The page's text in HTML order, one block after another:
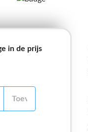
in de prijs